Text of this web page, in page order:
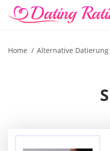
Home Alternative Datierung